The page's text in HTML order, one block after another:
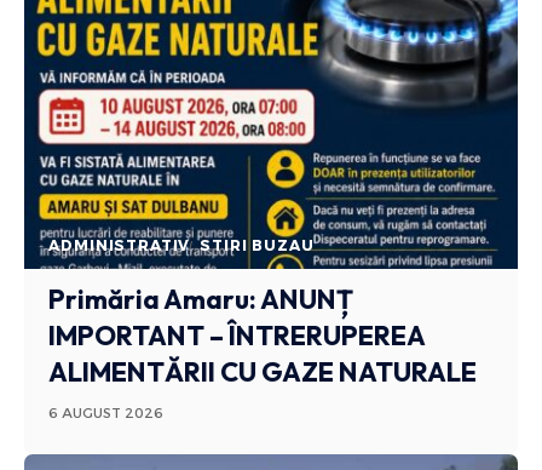
ADMINISTRATIV STIRI BUZAU
Primăria Amaru: ANUNȚ
IMPORTANT – ÎNTRERUPEREA
ALIMENTĂRII CU GAZE NATURALE
6 AUGUST 2026